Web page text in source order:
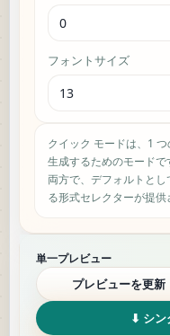
フォントサイズ
クイック モードは、1
生成するためのモード
両方で、デフォルトと
る形式セレクターが提供
単一プレビュー
プレビューを更新
⬇ シン